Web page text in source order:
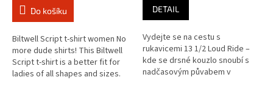
Do košíku
Biltwell Script t-shirt women No
more dude shirts! This Biltwell
Script t-shirt is a better fit for
ladies of all shapes and sizes.
DETAIL
Vydejte se na cestu s
rukavicemi 13 1/2 Loud Ride –
kde se drsné kouzlo snoubí s
nadčasovým půvabem v